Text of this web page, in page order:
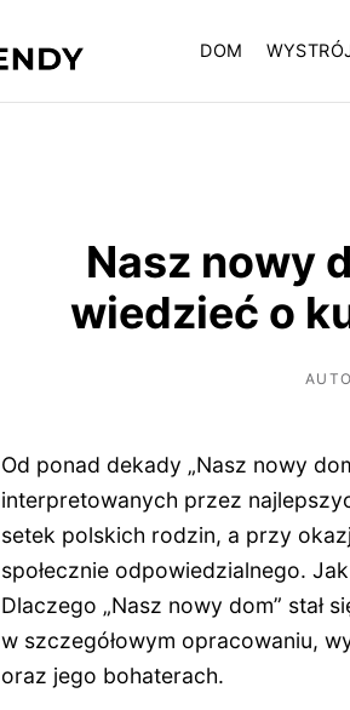
DOM
Nasz nowy
wiedzieć o
Od ponad dekady „Nasz nowy
interpretowanych przez
setek polskich rodzin, a przy
społecznie odpowiedzialnego.
Dlaczego „Nasz nowy dom” stał
w szczegółowym opracowaniu,
oraz jego bohaterach.